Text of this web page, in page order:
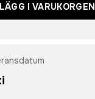
LÄGG I VARUKORGEN